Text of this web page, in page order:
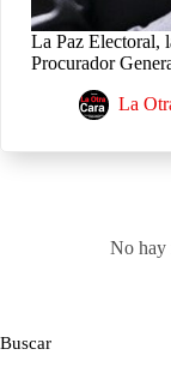
La Paz Electoral,
Procurador
La
No hay
Buscar